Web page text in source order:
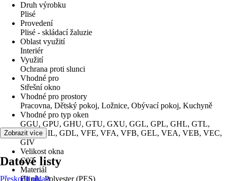
Druh výrobku
Plisé
Provedení
Plisé - skládací žaluzie
Oblast využití
Interiér
Využití
Ochrana proti slunci
Vhodné pro
Střešní okno
Vhodné pro prostory
Pracovna, Dětský pokoj, Ložnice, Obývací pokoj, Kuchyně
Vhodné pro typ oken
GGU, GPU, GHU, GTU, GXU, GGL, GPL, GHL, GTL,
GXL, GIL, GDL, VFE, VFA, VFB, GEL, VEA, VEB, VEC,
GIV
Velikost okna
C02
Materiál
Hliník, Polyester (PES)
Zobrazit více
Datové listy
Přeskočit oblast